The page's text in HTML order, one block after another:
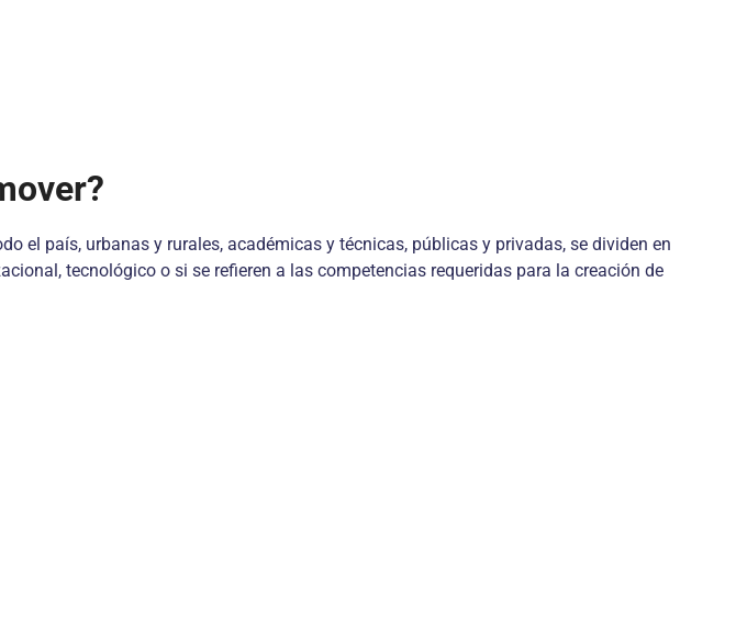
el país, urbanas y rurales, académicas y técnicas, públicas y privadas, se dividen en
tecnológico o si se refieren a las competencias requeridas para la creación de